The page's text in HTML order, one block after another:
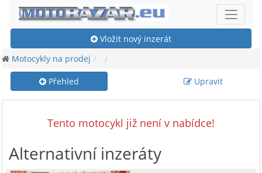
Vložit nový inzerát
Motocykly na prodej
Přehled Upravit
Tento motocykl již není v nabídce!
Alternativní inzeráty